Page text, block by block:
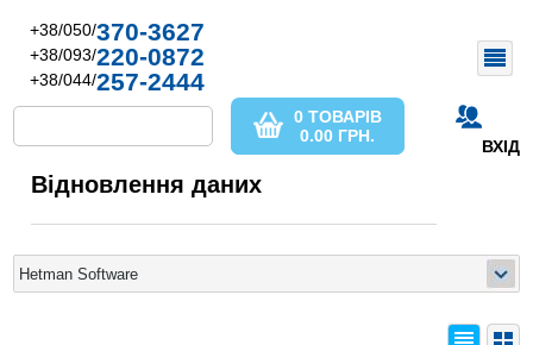
+38/050/370-3627
+38/093/220-0872
+38/044/257-2444
ВХІД
0 ТОВАРІВ
0.00 ГРН.
Відновлення даних